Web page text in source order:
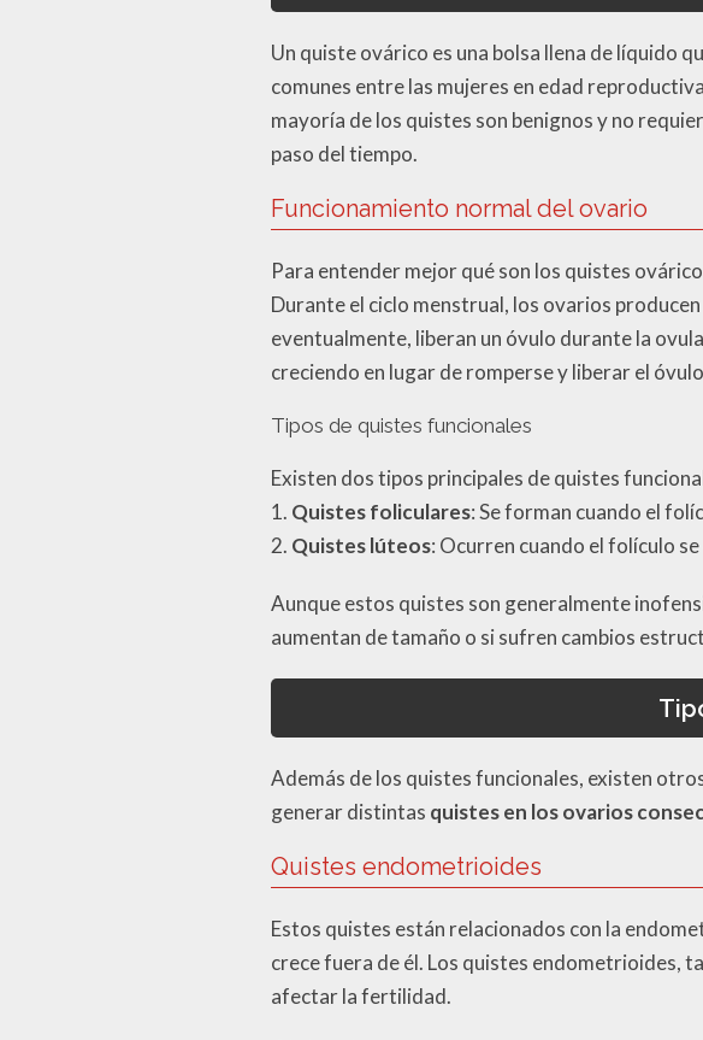
Un quiste ovárico es una bolsa llena de líquido
comunes entre las mujeres en edad
mayoría de los quistes son benignos y no
paso del tiempo.
Funcionamiento normal del ovario
Para entender mejor qué son los quistes
Durante el ciclo menstrual, los ovarios
eventualmente, liberan un óvulo durante la
creciendo en lugar de romperse y liberar el
Tipos de quistes funcionales
Existen dos tipos principales de quistes
1. Quistes foliculares: Se forman cuando el
2. Quistes lúteos: Ocurren cuando el folículo
Aunque estos quistes son generalmente
aumentan de tamaño o si sufren cambios
Además de los quistes funcionales, existen
generar distintas quistes en los ovarios
Quistes endometrioides
Estos quistes están relacionados con la
crece fuera de él. Los quistes endometrioides,
afectar la fertilidad.